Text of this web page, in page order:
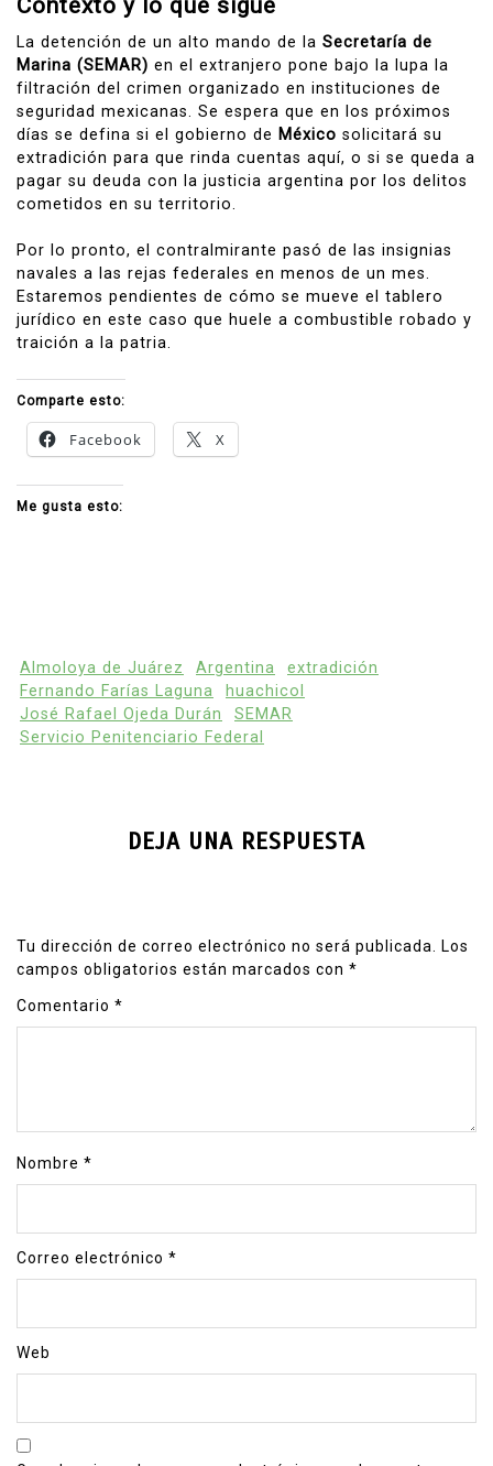
Contexto y lo que sigue
La detención de un alto mando de la Secretaría de
Marina (SEMAR) en el extranjero pone bajo la lupa la
filtración del crimen organizado en instituciones de
seguridad mexicanas. Se espera que en los próximos
días se defina si el gobierno de México solicitará su
extradición para que rinda cuentas aquí, o si se queda a
pagar su deuda con la justicia argentina por los delitos
cometidos en su territorio.
Por lo pronto, el contralmirante pasó de las insignias
navales a las rejas federales en menos de un mes.
Estaremos pendientes de cómo se mueve el tablero
jurídico en este caso que huele a combustible robado y
traición a la patria.
Comparte esto:
Facebook X
Me gusta esto:
Almoloya de Juárez Argentina
extradición
Fernando Farías Laguna
huachicol
José Rafael Ojeda Durán
SEMAR
Servicio Penitenciario Federal
DEJA UNA RESPUESTA
Tu dirección de correo electrónico no será publicada. Los
campos obligatorios están marcados con *
Comentario *
Nombre *
Correo electrónico *
Web